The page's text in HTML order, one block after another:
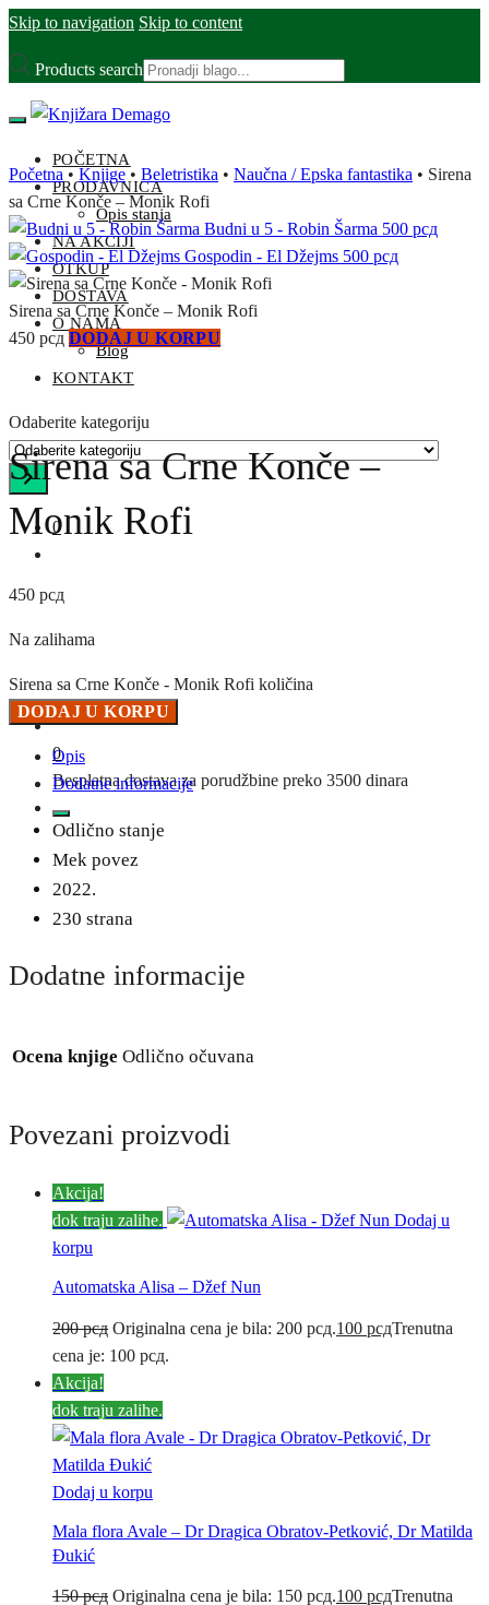
Skip to navigation Skip to content
Products search
POČETNA
PRODAVNICA
Opis stanja
NA AKCIJI
OTKUP
DOSTAVA
O NAMA
Blog
KONTAKT
Odaberite kategoriju
0
0
Besplatna dostava za porudžbine preko 3500 dinara
Početna • Knjige • Beletristika • Naučna / Epska fantastika • Sirena
sa Crne Konče – Monik Rofi
Budni u 5 - Robin Šarma 500 рсд
Gospodin - El Džejms 500 рсд
Sirena sa Crne Konče – Monik Rofi
450 рсд DODAJ U KORPU
Sirena sa Crne Konče –
Monik Rofi
450 рсд
Na zalihama
Sirena sa Crne Konče - Monik Rofi količina
DODAJ U KORPU
Opis
Dodatne informacije
Odlično stanje
Mek povez
2022.
230 strana
Dodatne informacije
Ocena knjige Odlično očuvana
Povezani proizvodi
Akcija!
dok traju zalihe.
Dodaj u
korpu
Automatska Alisa – Džef Nun
200рсд Originalna cena je bila: 200 рсд.100 рсдTrenutna
cena je: 100 рсд.
Akcija!
dok traju zalihe.
Dodaj u korpu
Mala flora Avale – Dr Dragica Obratov-Petković, Dr Matilda
Đukić
150рсд Originalna cena je bila: 150 рсд.100 рсдTrenutna